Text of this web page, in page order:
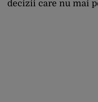
decizii care nu mai